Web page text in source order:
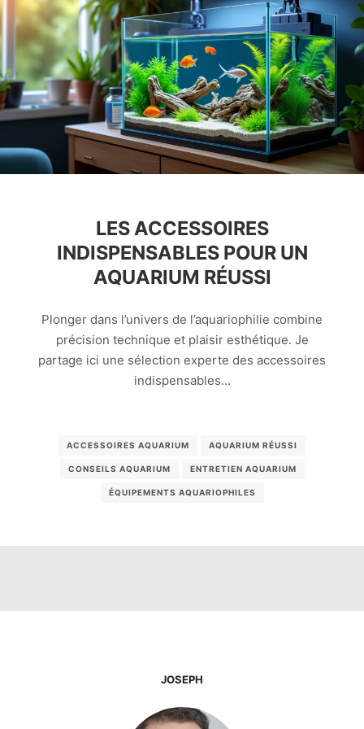
LES ACCESSOIRES
INDISPENSABLES POUR UN
AQUARIUM RÉUSSI
Plonger dans l’univers de l’aquariophilie combine
précision technique et plaisir esthétique. Je
partage ici une sélection experte des accessoires
indispensables…
ACCESSOIRES AQUARIUM AQUARIUM RÉUSSI
CONSEILS AQUARIUM ENTRETIEN AQUARIUM
ÉQUIPEMENTS AQUARIOPHILES
JOSEPH